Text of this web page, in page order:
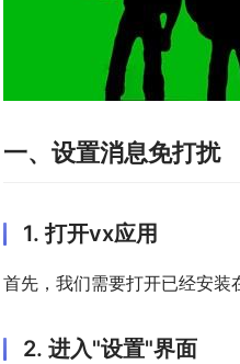
一、设置消息免打扰
1. 打开vx应用
首先，我们需要打开已经安装
2. 进入"设置"界面